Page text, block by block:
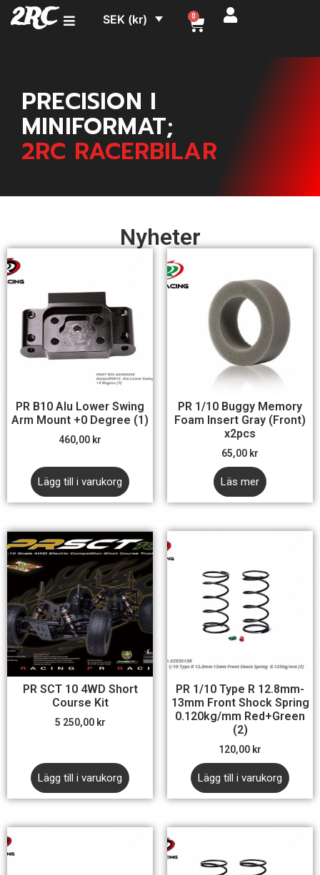
2RC SEK (kr) 0
PRECISION I
MINIFORMAT;
2RC RACERBILAR
Nyheter
PR B10 Alu Lower Swing
Arm Mount +0 Degree (1)
460,00 kr
Lägg till i varukorg
PR 1/10 Buggy Memory
Foam Insert Gray (Front)
x2pcs
65,00 kr
Läs mer
PR SCT 10 4WD Short
Course Kit
5 250,00 kr
Lägg till i varukorg
PR 1/10 Type R 12.8mm-
13mm Front Shock Spring
0.120kg/mm Red+Green
(2)
120,00 kr
Lägg till i varukorg